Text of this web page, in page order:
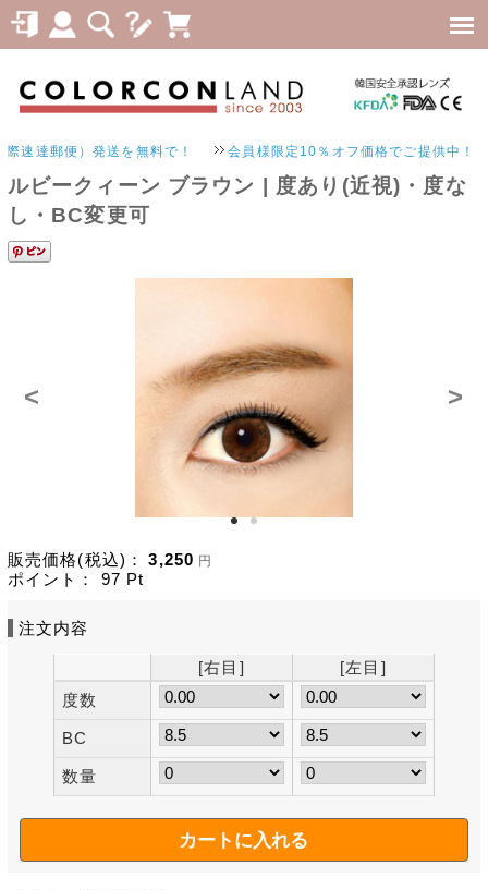
郵便）発送を無料で！ 会員様限定10％オフ価格でご提供中！
ルビークィーン ブラウン | 度あり(近視)・度な
し・BC変更可
< >
販売価格(税込)： 3,250 円
ポイント： 97 Pt
注文内容
[右目]
[左目]
度数
BC
数量